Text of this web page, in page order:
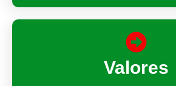
Valores